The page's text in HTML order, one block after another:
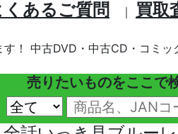
くあるご質問 ｜ 買取
！ 中古DVD・中古CD・コミ
売りたいものをここで